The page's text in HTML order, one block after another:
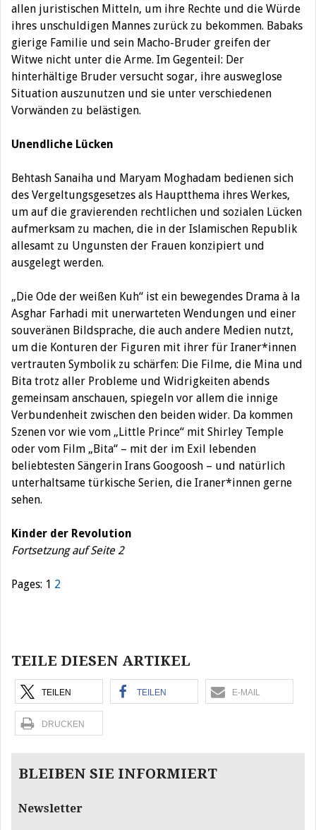
allen juristischen Mitteln, um ihre Rechte und die Würde
ihres unschuldigen Mannes zurück zu bekommen. Babaks
gierige Familie und sein Macho-Bruder greifen der
Witwe nicht unter die Arme. Im Gegenteil: Der
hinterhältige Bruder versucht sogar, ihre ausweglose
Situation auszunutzen und sie unter verschiedenen
Vorwänden zu belästigen.
Unendliche Lücken
Behtash Sanaiha und Maryam Moghadam bedienen sich
des Vergeltungsgesetzes als Hauptthema ihres Werkes,
um auf die gravierenden rechtlichen und sozialen Lücken
aufmerksam zu machen, die in der Islamischen Republik
allesamt zu Ungunsten der Frauen konzipiert und
ausgelegt werden.
„ Die Ode der weißen Kuh“ ist ein bewegendes Drama à la
Asghar Farhadi mit unerwarteten Wendungen und einer
souveränen Bildsprache, die auch andere Medien nutzt,
um die Konturen der Figuren mit ihrer für Iraner*innen
vertrauten Symbolik zu schärfen: Die Filme, die Mina und
Bita trotz aller Probleme und Widrigkeiten abends
gemeinsam anschauen, spiegeln vor allem die innige
Verbundenheit zwischen den beiden wider. Da kommen
Szenen vor wie vom „Little Prince“ mit Shirley Temple
oder vom Film „Bita“ – mit der im Exil lebenden
beliebtesten Sängerin Irans Googoosh – und natürlich
unterhaltsame türkische Serien, die Iraner*innen gerne
sehen.
Kinder der Revolution
Fortsetzung auf Seite 2
Pages: 1 2
TEILE DIESEN ARTIKEL
TEILEN TEILEN E-MAIL
DRUCKEN
BLEIBEN SIE INFORMIERT
Newsletter